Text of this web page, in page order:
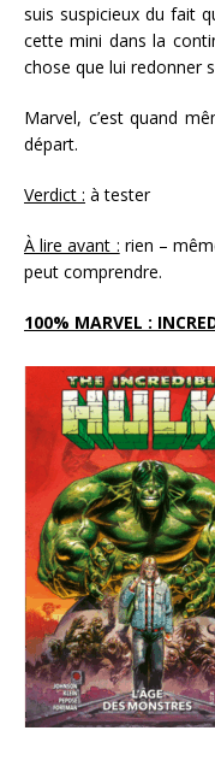
suis suspicieux du fait
cette mini dans la
chose que lui redonner
Marvel, c’est quand
départ.
Verdict : à tester
À lire avant : rien –
peut comprendre.
100% MARVEL :